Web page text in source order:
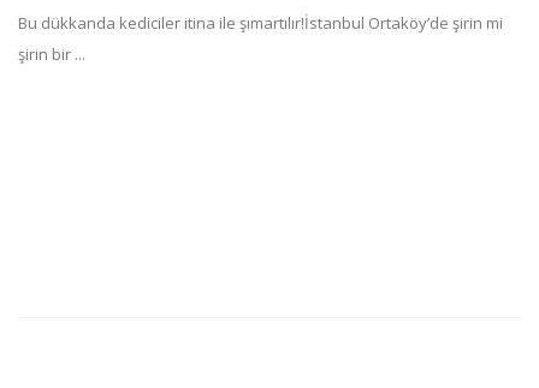
Bu dükkanda kediciler itina ile şımartılır!İstanbul Ortaköy’de şirin mi
şirin bir ...